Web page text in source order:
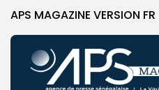
APS MAGAZINE VERSION FR